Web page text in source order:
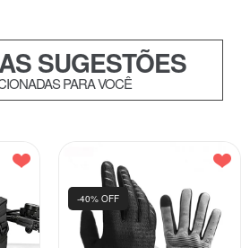
SUGESTÕES
PARA VOCÊ
-40% OFF